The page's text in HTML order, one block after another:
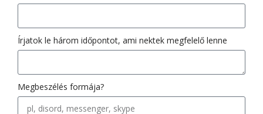
Írjatok le három időpontot, ami nektek megfelelő lenne
Megbeszélés formája?